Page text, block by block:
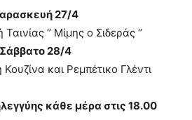
27/4
‘’ Μίμης ο Σιδεράς ‘’
Σάββατο 28/4
Κουζίνα και Ρεμπέτικο Γλέντι
κάθε μέρα στις 18.00